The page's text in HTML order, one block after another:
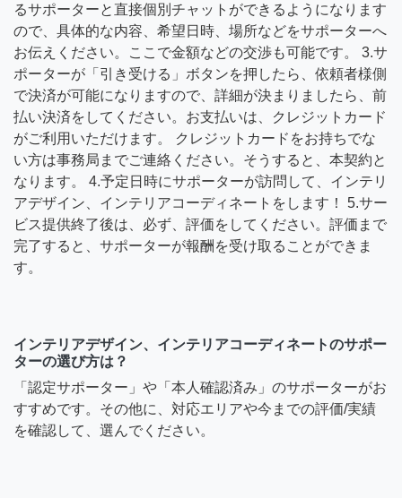
るサポーターと直接個別チャットができるようになります
ので、具体的な内容、希望日時、場所などをサポーターへ
お伝えください。ここで金額などの交渉も可能です。 3.サ
ポーターが「引き受ける」ボタンを押したら、依頼者様側
で決済が可能になりますので、詳細が決まりましたら、前
払い決済をしてください。お支払いは、クレジットカード
がご利用いただけます。 クレジットカードをお持ちでな
い方は事務局までご連絡ください。そうすると、本契約と
なります。 4.予定日時にサポーターが訪問して、インテリ
アデザイン、インテリアコーディネートをします！ 5.サー
ビス提供終了後は、必ず、評価をしてください。評価まで
完了すると、サポーターが報酬を受け取ることができま
す。
インテリアデザイン、インテリアコーディネートのサポー
ターの選び方は？
「認定サポーター」や「本人確認済み」のサポーターがお
すすめです。その他に、対応エリアや今までの評価/実績
を確認して、選んでください。